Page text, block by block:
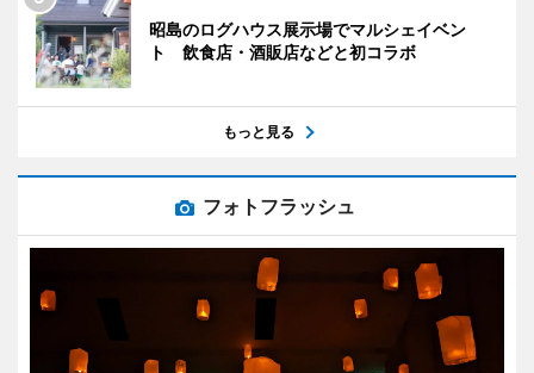
昭島のログハウス展示場でマルシェイベン
ト 飲食店・酒販店などと初コラボ
もっと見る
フォトフラッシュ